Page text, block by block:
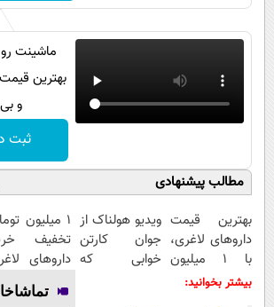
فناوری
گوناگون
حوادث
محیط زیست
اجتماعی
روانشناسی
آشپزی
دانلود
ماشینت رو
بهترین
و
ثبت
مطالب پیشنهادی
بهترین قیمت
داروهای لاغری،
با ۱ میلیون
تخفیف و ارسال
ویدیو هولناک از
جوان کارتن
خوابی که
1 میلیون
تخفیف
داروهای
با ارسال از
داروخانه و
بیشتر بخوانید: